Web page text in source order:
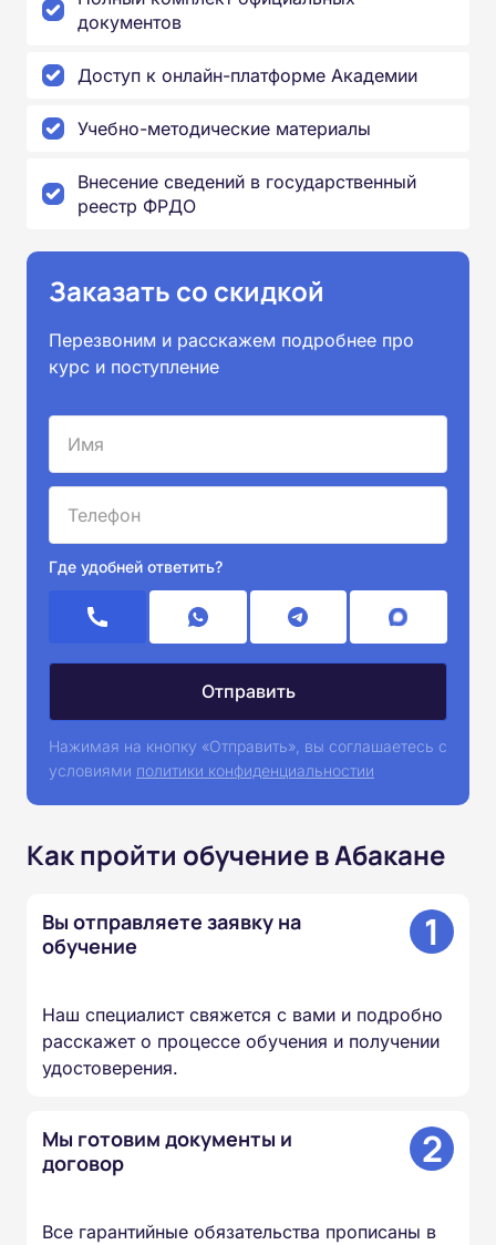
документов
Доступ к онлайн-платформе Академии
Учебно-методические материалы
Внесение сведений в государственный
реестр ФРДО
Заказать со скидкой
Перезвоним и расскажем подробнее про
курс и поступление
Где удобней ответить?
Нажимая на кнопку «Отправить», вы соглашаетесь с
условиями политики конфиденциальностии
Как пройти обучение в Абакане
Вы отправляете заявку на
обучение
1
Наш специалист свяжется с вами и подробно
расскажет о процессе обучения и получении
удостоверения.
Мы готовим документы и
договор
2
Все гарантийные обязательства прописаны в